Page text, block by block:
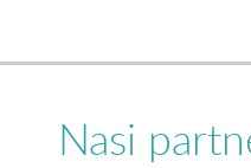
Nasi